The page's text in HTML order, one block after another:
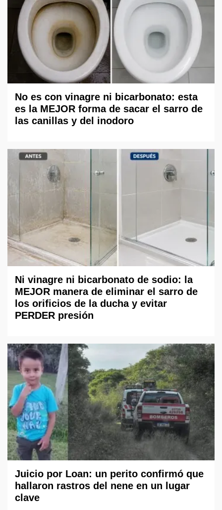
No es con vinagre ni bicarbonato: esta
es la MEJOR forma de sacar el sarro de
las canillas y del inodoro
Ni vinagre ni bicarbonato de sodio: la
MEJOR manera de eliminar el sarro de
los orificios de la ducha y evitar
PERDER presión
Juicio por Loan: un perito confirmó que
hallaron rastros del nene en un lugar
clave